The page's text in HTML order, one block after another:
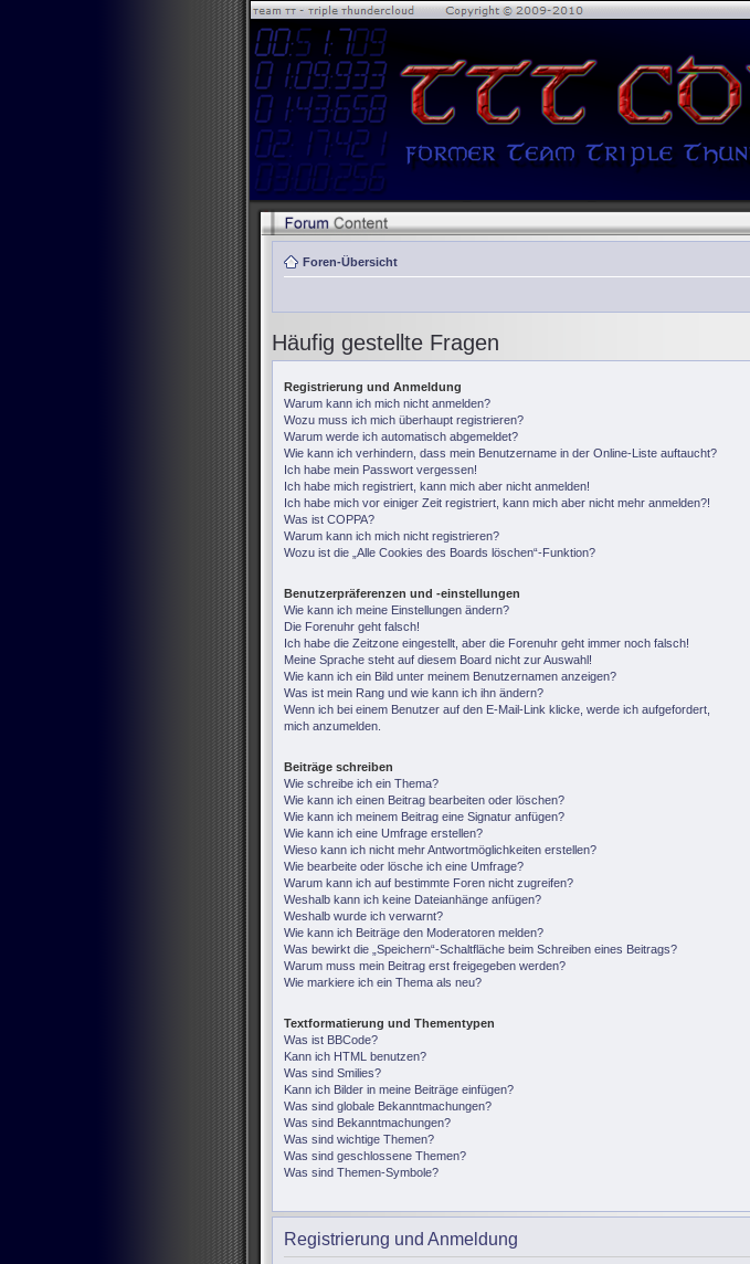
Foren-Übersicht
Häufig gestellte Fragen
Registrierung und Anmeldung
Warum kann ich mich nicht anmelden?
Wozu muss ich mich überhaupt registrieren?
Warum werde ich automatisch abgemeldet?
Wie kann ich verhindern, dass mein Benutzername in der Online-Liste auftaucht?
Ich habe mein Passwort vergessen!
Ich habe mich registriert, kann mich aber nicht anmelden!
Ich habe mich vor einiger Zeit registriert, kann mich aber nicht mehr anmelden?!
Was ist COPPA?
Warum kann ich mich nicht registrieren?
Wozu ist die „Alle Cookies des Boards löschen“-Funktion?
Benutzerpräferenzen und -einstellungen
Wie kann ich meine Einstellungen ändern?
Die Forenuhr geht falsch!
Ich habe die Zeitzone eingestellt, aber die Forenuhr geht immer noch falsch!
Meine Sprache steht auf diesem Board nicht zur Auswahl!
Wie kann ich ein Bild unter meinem Benutzernamen anzeigen?
Was ist mein Rang und wie kann ich ihn ändern?
Wenn ich bei einem Benutzer auf den E-Mail-Link klicke, werde ich aufgefordert,
mich anzumelden.
Beiträge schreiben
Wie schreibe ich ein Thema?
Wie kann ich einen Beitrag bearbeiten oder löschen?
Wie kann ich meinem Beitrag eine Signatur anfügen?
Wie kann ich eine Umfrage erstellen?
Wieso kann ich nicht mehr Antwortmöglichkeiten erstellen?
Wie bearbeite oder lösche ich eine Umfrage?
Warum kann ich auf bestimmte Foren nicht zugreifen?
Weshalb kann ich keine Dateianhänge anfügen?
Weshalb wurde ich verwarnt?
Wie kann ich Beiträge den Moderatoren melden?
Was bewirkt die „Speichern“-Schaltfläche beim Schreiben eines Beitrags?
Warum muss mein Beitrag erst freigegeben werden?
Wie markiere ich ein Thema als neu?
Textformatierung und Thementypen
Was ist BBCode?
Kann ich HTML benutzen?
Was sind Smilies?
Kann ich Bilder in meine Beiträge einfügen?
Was sind globale Bekanntmachungen?
Was sind Bekanntmachungen?
Was sind wichtige Themen?
Was sind geschlossene Themen?
Was sind Themen-Symbole?
Registrierung und Anmeldung